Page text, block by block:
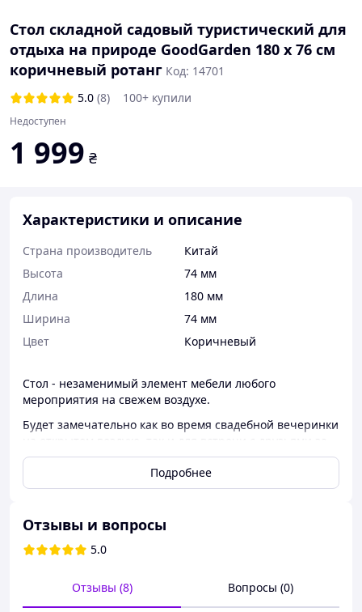
Стол складной садовый туристический для
отдыха на природе GoodGarden 180 х 76 см
коричневый ротанг Код: 14701
5.0 (8) 100+ купили
Недоступен
1 999 ₴
Характеристики и описание
Страна производитель
Китай
Высота
74 мм
Длина
180 мм
Ширина
74 мм
Цвет
Коричневый
Cтол - незаменимый элемент мебели любого
мероприятия на свежем воздухе.
Будет замечательно как во время свадебной вечеринки
барбекю на дачном участке. Это также предмет
мебели, который можно использовать как
оборудование для выставочного стенда или торговой
Наш стол имеет конструкцию из стали с порошковым
покрытием и столешницу из прочного полиэтилена.
покрытая мягким силиконом. Ножки усилены скобами,
Подробнее
Отзывы и вопросы
5.0
Отзывы (8) Вопросы (0)